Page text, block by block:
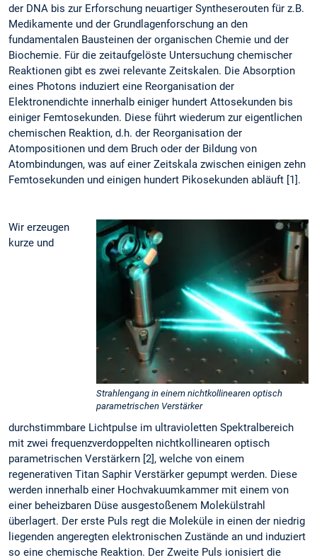
der DNA bis zur Erforschung neuartiger Syntheserouten für z.B.
Medikamente und der Grundlagenforschung an den
fundamentalen Bausteinen der organischen Chemie und der
Biochemie. Für die zeitaufgelöste Untersuchung chemischer
Reaktionen gibt es zwei relevante Zeitskalen. Die Absorption
eines Photons induziert eine Reorganisation der
Elektronendichte innerhalb einiger hundert Attosekunden bis
einiger Femtosekunden. Diese führt wiederum zur eigentlichen
chemischen Reaktion, d.h. der Reorganisation der
Atompositionen und dem Bruch oder der Bildung von
Atombindungen, was auf einer Zeitskala zwischen einigen zehn
Femtosekunden und einigen hundert Pikosekunden abläuft [1].
Strahlengang in einem nichtkollinearen optisch
parametrischen Verstärker
Wir erzeugen
kurze und
durchstimmbare Lichtpulse im ultravioletten Spektralbereich
mit zwei frequenzverdoppelten nichtkollinearen optisch
parametrischen Verstärkern [2], welche von einem
regenerativen Titan Saphir Verstärker gepumpt werden. Diese
werden innerhalb einer Hochvakuumkammer mit einem von
einer beheizbaren Düse ausgestoßenem Molekülstrahl
überlagert. Der erste Puls regt die Moleküle in einen der niedrig
liegenden angeregten elektronischen Zustände an und induziert
so eine chemische Reaktion. Der Zweite Puls ionisiert die